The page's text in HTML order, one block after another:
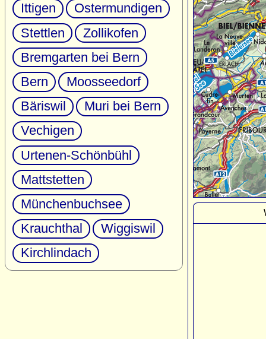
Ittigen
Ostermundigen
Stettlen
Zollikofen
Bremgarten bei Bern
Bern
Moosseedorf
Bäriswil
Muri bei Bern
Vechigen
Urtenen-Schönbühl
Mattstetten
Münchenbuchsee
Krauchthal
Wiggiswil
Kirchlindach